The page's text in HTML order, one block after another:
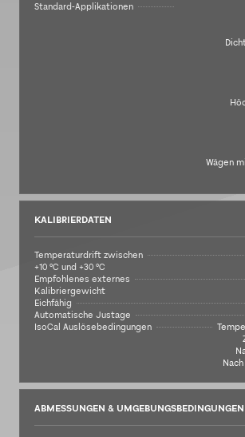
Standard-Applikationen
Wägen
KALIBRIERDATEN
Temperaturdrift zwischen
+10 °C und +30 °C
Empfohlenes externes
Kalibriergewicht
Eichfähig
Automatische Justage
IsoCal Auslösebedingungen
ABMESSUNGEN & UMGEBUNGSBEDINGUNGEN